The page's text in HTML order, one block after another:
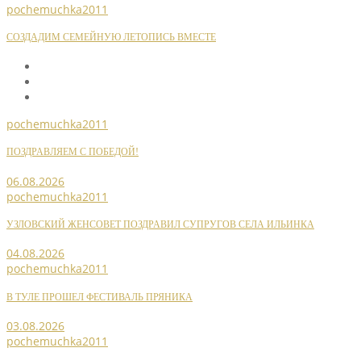
pochemuchka2011
СОЗДАДИМ СЕМЕЙНУЮ ЛЕТОПИСЬ ВМЕСТЕ
pochemuchka2011
ПОЗДРАВЛЯЕМ С ПОБЕДОЙ!
06.08.2026
pochemuchka2011
УЗЛОВСКИЙ ЖЕНСОВЕТ ПОЗДРАВИЛ СУПРУГОВ СЕЛА ИЛЬИНКА
04.08.2026
pochemuchka2011
В ТУЛЕ ПРОШЕЛ ФЕСТИВАЛЬ ПРЯНИКА
03.08.2026
pochemuchka2011